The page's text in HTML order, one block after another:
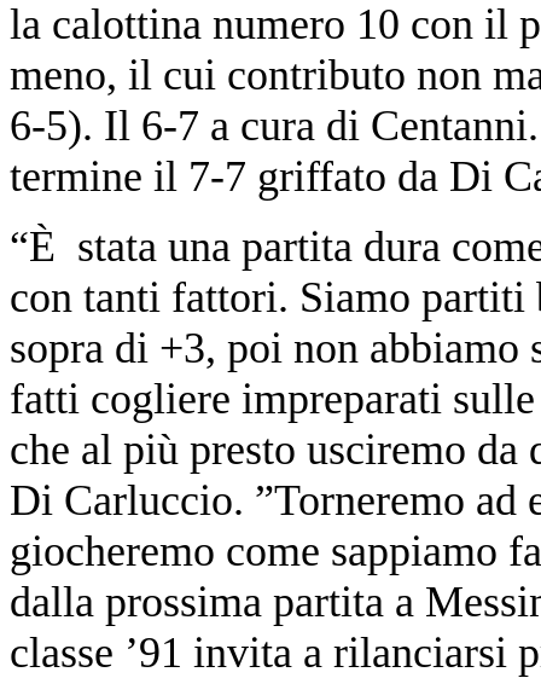
la calottina numero 10 con il
meno, il cui contributo non
6-5). Il 6-7 a cura di
termine il 7-7 griffato da Di
“È stata una partita dura
con tanti fattori. Siamo
sopra di +3, poi non
fatti cogliere impreparati
che al più presto usciremo
Di Carluccio. ”Torneremo
giocheremo come sappiamo
dalla prossima partita a
classe ’91 invita a rilanciarsi